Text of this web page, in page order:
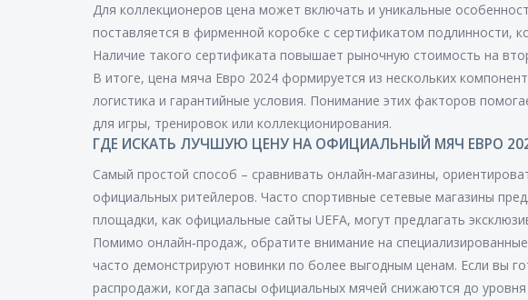
Для коллекционеров цена может включать и уникальные
поставляется в фирменной коробке с сертификатом подлинности,
Наличие такого сертификата повышает рыночную стоимость на
В итоге, цена мяча Евро 2024 формируется из нескольких
логистика и гарантийные условия. Понимание этих факторов
для игры, тренировок или коллекционирования.
ГДЕ ИСКАТЬ ЛУЧШУЮ ЦЕНУ НА ОФИЦИАЛЬНЫЙ МЯЧ ЕВРО
Самый простой способ – сравнивать онлайн‑магазины,
официальных ритейлеров. Часто спортивные сетевые магазины
площадки, как официальные сайты UEFA, могут предлагать
Помимо онлайн‑продаж, обратите внимание на
часто демонстрируют новинки по более выгодным ценам. Если вы
распродажи, когда запасы официальных мячей снижаются до